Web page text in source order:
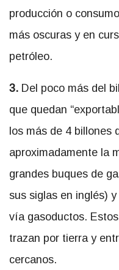
producción o
más oscuras y en
petróleo.
3. Del poco más del
que quedan
los más de 4 billones
aproximadamente la
grandes buques de
sus siglas en inglés)
vía gasoductos.
trazan por tierra y
cercanos.